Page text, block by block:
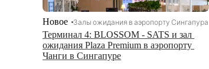
Терминал 4: BLOSSOM - SATS и зал
ожидания Plaza Premium в аэропорту
Чанги в Сингапуре
Новое Залы ожидания в аэропорту Сингапура